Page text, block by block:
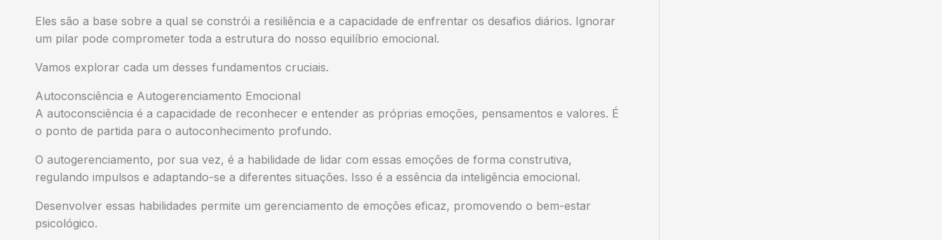
Eles são a base sobre a qual se constrói a resiliência e a capacidade de enfrentar os desafios diários. Ignorar
um pilar pode comprometer toda a estrutura do nosso equilíbrio emocional.
Vamos explorar cada um desses fundamentos cruciais.
Autoconsciência e Autogerenciamento Emocional
A autoconsciência é a capacidade de reconhecer e entender as próprias emoções, pensamentos e valores. É
o ponto de partida para o autoconhecimento profundo.
O autogerenciamento, por sua vez, é a habilidade de lidar com essas emoções de forma construtiva,
regulando impulsos e adaptando-se a diferentes situações. Isso é a essência da inteligência emocional.
Desenvolver essas habilidades permite um gerenciamento de emoções eficaz, promovendo o bem-estar
psicológico.